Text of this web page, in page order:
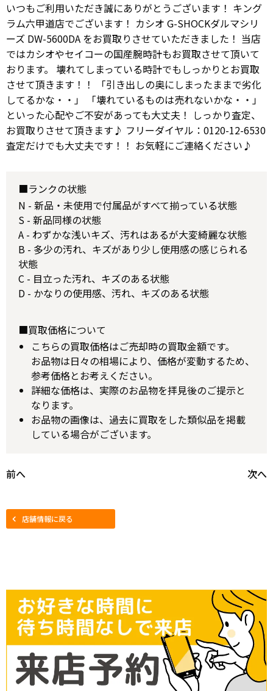
いつもご利用いただき誠にありがとうございます！ キング
ラム六甲道店でございます！ カシオ G-SHOCKダルマシリ
ーズ DW-5600DA をお買取りさせていただきました！ 当店
ではカシオやセイコーの国産腕時計もお買取させて頂いて
おります。 壊れてしまっている時計でもしっかりとお買取
させて頂きます！！ 「引き出しの奥にしまったままで劣化
してるかな・・」 「壊れているものは売れないかな・・」
といった心配やご不安があっても大丈夫！ しっかり査定、
お買取りさせて頂きます♪ フリーダイヤル：0120-12-6530
査定だけでも大丈夫です！！ お気軽にご連絡ください♪
■ランクの状態
N - 新品・未使用で付属品がすべて揃っている状態
S - 新品同様の状態
A - わずかな浅いキズ、汚れはあるが大変綺麗な状態
B - 多少の汚れ、キズがあり少し使用感の感じられる
状態
C - 目立った汚れ、キズのある状態
D - かなりの使用感、汚れ、キズのある状態
■買取価格について
こちらの買取価格はご売却時の買取金額です。
お品物は日々の相場により、価格が変動するため、
参考価格とお考えください。
詳細な価格は、実際のお品物を拝見後のご提示と
なります。
お品物の画像は、過去に買取をした類似品を掲載
している場合がございます。
前へ 次へ
店舗情報に戻る